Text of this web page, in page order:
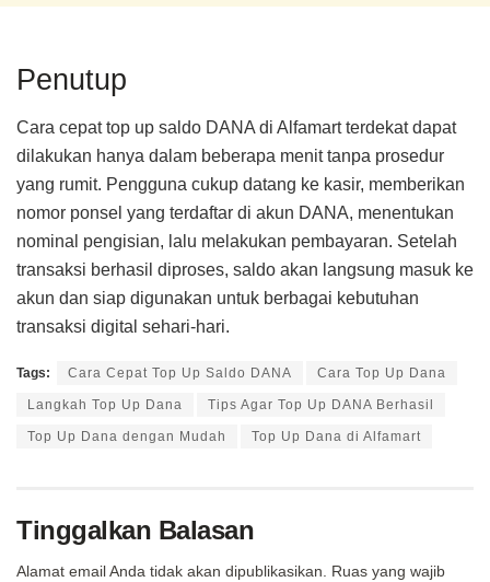
Penutup
Cara cepat top up saldo DANA di Alfamart terdekat dapat
dilakukan hanya dalam beberapa menit tanpa prosedur
yang rumit. Pengguna cukup datang ke kasir, memberikan
nomor ponsel yang terdaftar di akun DANA, menentukan
nominal pengisian, lalu melakukan pembayaran. Setelah
transaksi berhasil diproses, saldo akan langsung masuk ke
akun dan siap digunakan untuk berbagai kebutuhan
transaksi digital sehari-hari.
Tags: Cara Cepat Top Up Saldo DANA Cara Top Up Dana
Langkah Top Up Dana Tips Agar Top Up DANA Berhasil
Top Up Dana dengan Mudah Top Up Dana di Alfamart
Tinggalkan Balasan
Alamat email Anda tidak akan dipublikasikan. Ruas yang wajib